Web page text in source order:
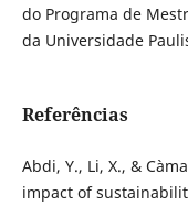
do Programa de
da Universidade
Referências
Abdi, Y., Li, X., &
impact of